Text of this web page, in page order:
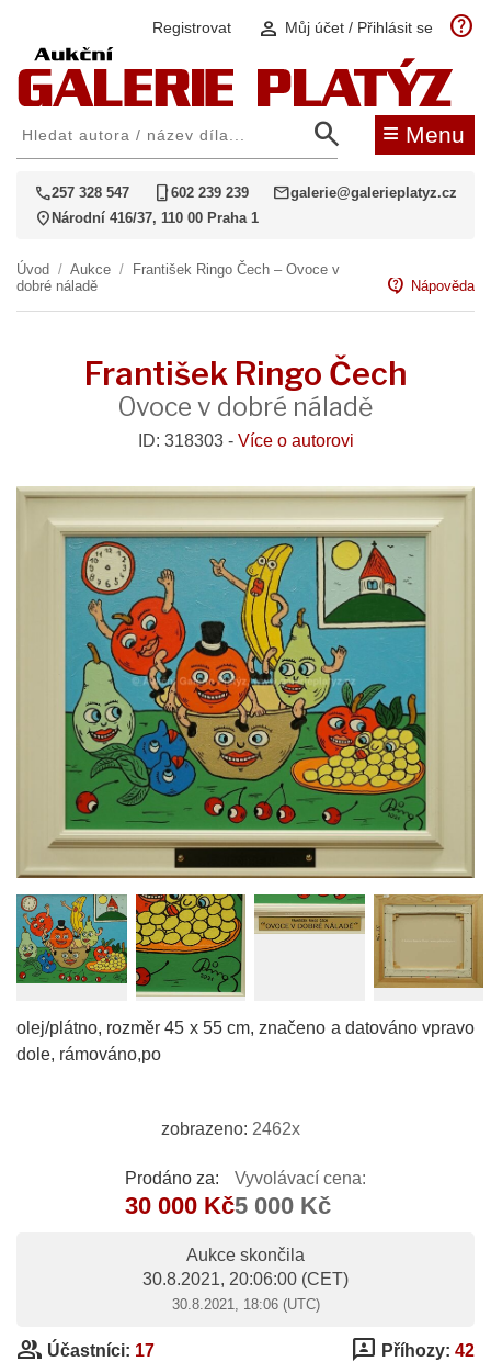
Registrovat person Můj účet / Přihlásit se help
search ≡ Menu
call257 328 547 phone_iphone602 239 239 mailgalerie@galerieplatyz.cz
location_on Národní 416/37, 110 00 Praha 1
Úvod / Aukce /
František Ringo Čech – Ovoce v
dobré náladě
contact_support Nápověda
František Ringo Čech
Ovoce v dobré náladě
ID: 318303 - Více o autorovi
olej/plátno, rozměr 45 x 55 cm, značeno a datováno vpravo
dole, rámováno,po
zobrazeno: 2462x
Prodáno za:
30 000 Kč
Vyvolávací cena:
5 000 Kč
Aukce skončila
30.8.2021, 20:06:00 (CET)
30.8.2021, 18:06 (UTC)
group Účastníci: 17 3p Příhozy: 42